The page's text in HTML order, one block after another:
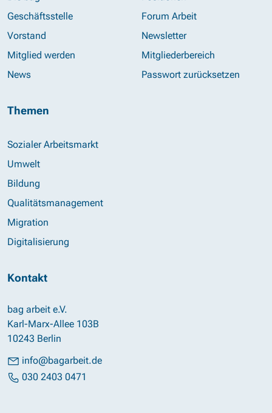
Geschäftsstelle
Vorstand
Mitglied werden
News
Forum Arbeit
Newsletter
Mitgliederbereich
Passwort zurücksetzen
Themen
Sozialer Arbeitsmarkt
Umwelt
Bildung
Qualitätsmanagement
Migration
Digitalisierung
Kontakt
bag arbeit e.V.
Karl-Marx-Allee 103B
10243 Berlin
info@bagarbeit.de
030 2403 0471